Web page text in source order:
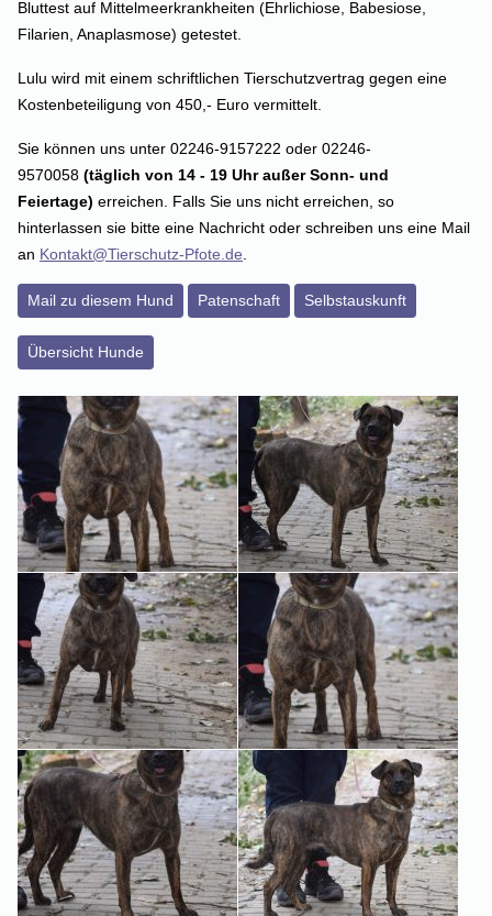
Bluttest auf Mittelmeerkrankheiten (Ehrlichiose, Babesiose,
Filarien, Anaplasmose) getestet.
Lulu wird mit einem schriftlichen Tierschutzvertrag gegen eine
Kostenbeteiligung von 450,- Euro vermittelt.
Sie können uns unter 02246-9157222 oder 02246-
9570058 (täglich von 14 - 19 Uhr außer Sonn- und
Feiertage) erreichen. Falls Sie uns nicht erreichen, so
hinterlassen sie bitte eine Nachricht oder schreiben uns eine Mail
an Kontakt@Tierschutz-Pfote.de
Mail zu diesem Hund Patenschaft Selbstauskunft
Übersicht Hunde